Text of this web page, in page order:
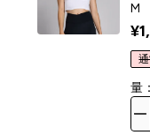
M
量：